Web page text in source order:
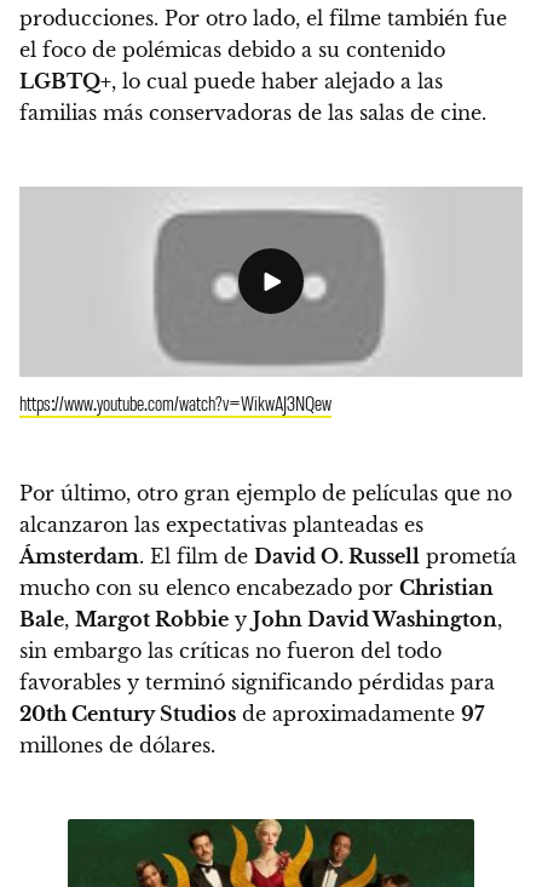
producciones. Por otro lado, el filme también fue
el foco de polémicas debido a su contenido
LGBTQ+, lo cual puede haber alejado a las
familias más conservadoras de las salas de cine.
https://www.youtube.com/watch?v=WikwAJ3NQew
Por último, otro gran ejemplo de películas que no
alcanzaron las expectativas planteadas es
Ámsterdam. El film de David O. Russell prometía
mucho con su elenco encabezado por Christian
Bale, Margot Robbie y John David Washington,
sin embargo las críticas no fueron del todo
favorables y terminó significando pérdidas para
20th Century Studios de aproximadamente 97
millones de dólares.